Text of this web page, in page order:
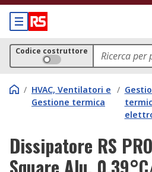
Codice costruttore
/ HVAC, Ventilatori e
Gestione termica
/
Dissipatore RS